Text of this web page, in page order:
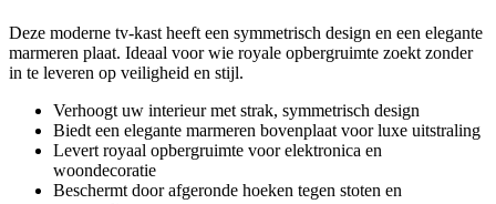
Deze moderne tv-kast heeft een symmetrisch design en een elegante
marmeren plaat. Ideaal voor wie royale opbergruimte zoekt zonder
in te leveren op veiligheid en stijl.
Verhoogt uw interieur met strak, symmetrisch design
Biedt een elegante marmeren bovenplaat voor luxe uitstraling
Levert royaal opbergruimte voor elektronica en
woondecoratie
Beschermt door afgeronde hoeken tegen stoten en